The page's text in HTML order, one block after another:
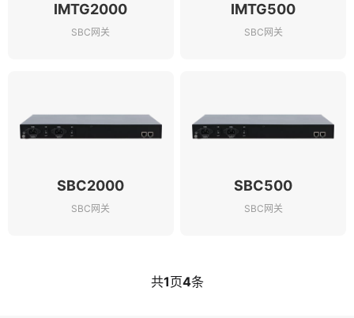
IMTG2000
SBC网关
IMTG500
SBC网关
SBC2000
SBC网关
SBC500
SBC网关
共1页4条